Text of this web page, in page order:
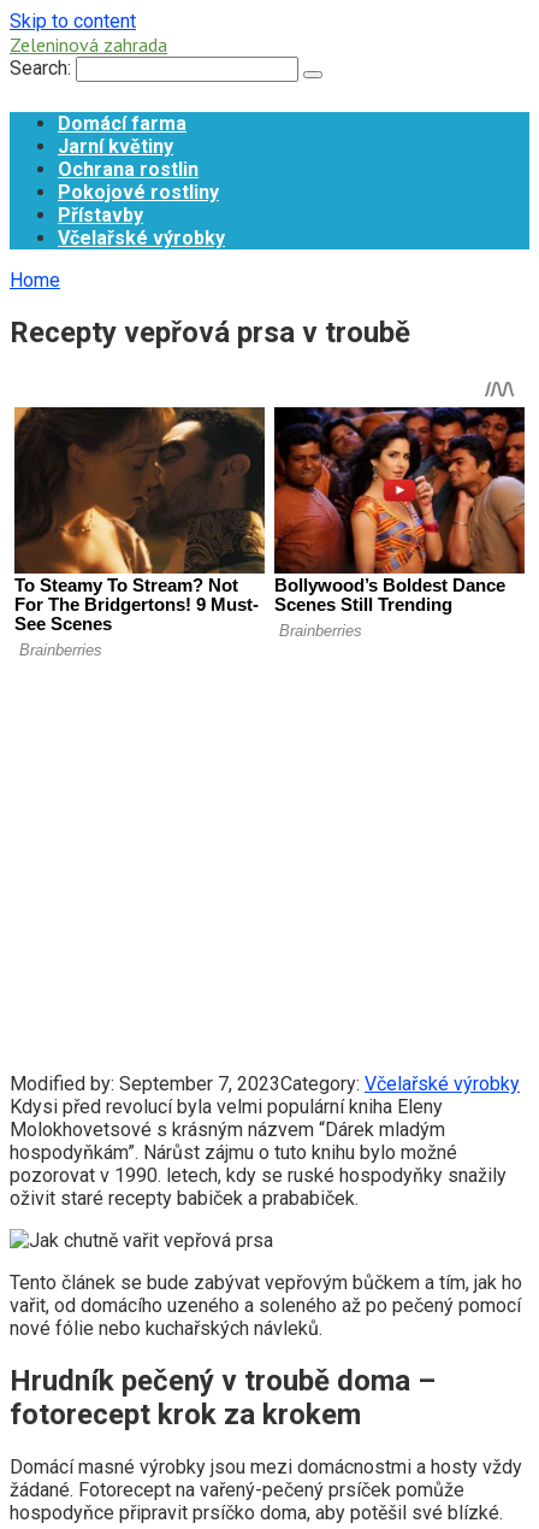
Skip to content
Zeleninová zahrada
Search:
Domácí farma
Jarní květiny
Ochrana rostlin
Pokojové rostliny
Přístavby
Včelařské výrobky
Home
Recepty vepřová prsa v troubě
Modified by: September 7, 2023Category: Včelařské výrobky
Kdysi před revolucí byla velmi populární kniha Eleny
Molokhovetsové s krásným názvem “Dárek mladým
hospodyňkám”. Nárůst zájmu o tuto knihu bylo možné
pozorovat v 1990. letech, kdy se ruské hospodyňky snažily
oživit staré recepty babiček a prababiček.
Tento článek se bude zabývat vepřovým bůčkem a tím, jak ho
vařit, od domácího uzeného a soleného až po pečený pomocí
nové fólie nebo kuchařských návleků.
Hrudník pečený v troubě doma –
fotorecept krok za krokem
Domácí masné výrobky jsou mezi domácnostmi a hosty vždy
žádané. Fotorecept na vařený-pečený prsíček pomůže
hospodyňce připravit prsíčko doma, aby potěšil své blízké.